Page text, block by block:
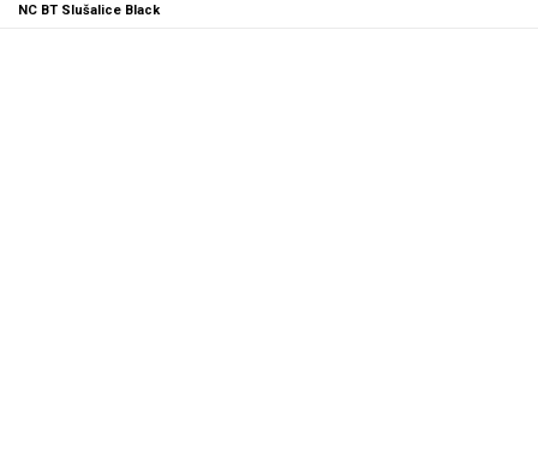
NC BT Slušalice Black